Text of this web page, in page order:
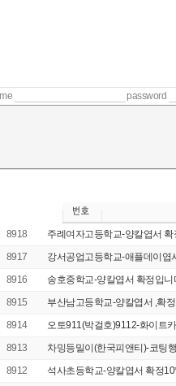
password
8918
주례여자고등학교-양칼엽서
8917
강서공업고등학교-애플데이엽
8916
송호중학교-양칼엽서 확정입니
8915
부산남고등학교-양칼엽서 ,확
8914
오토911(박걸호)9112-화이트
8913
차밍등밀이(한국피앤티)-코팅
8912
석사초등학교-양칼엽서 확정